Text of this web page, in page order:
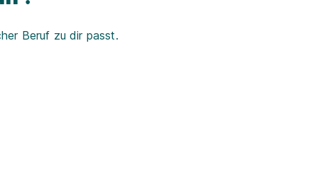
Beruf zu dir passt.